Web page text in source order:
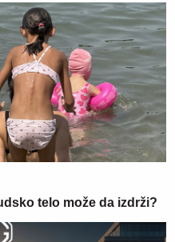
telo može da izdrži?